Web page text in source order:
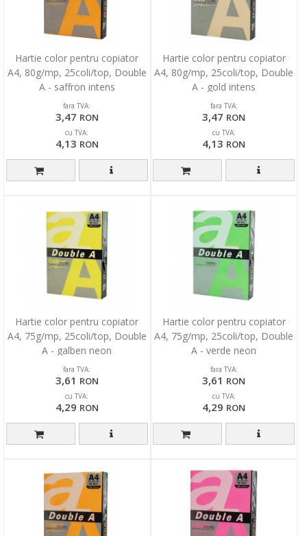
Hartie color pentru copiator
A4, 80g/mp, 25coli/top, Double
A - saffron intens
fara TVA:
3,47 RON
cu TVA:
4,13 RON
Hartie color pentru copiator
A4, 80g/mp, 25coli/top, Double
A - gold intens
fara TVA:
3,47 RON
cu TVA:
4,13 RON
Hartie color pentru copiator
A4, 75g/mp, 25coli/top, Double
A - galben neon
fara TVA:
3,61 RON
cu TVA:
4,29 RON
Hartie color pentru copiator
A4, 75g/mp, 25coli/top, Double
A - verde neon
fara TVA:
3,61 RON
cu TVA:
4,29 RON